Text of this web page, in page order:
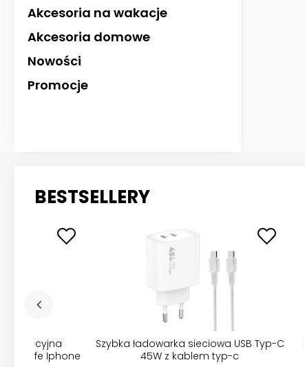
Akcesoria na wakacje
Akcesoria domowe
Nowości
Promocje
BESTSELLERY
indukcyjna
Iphone
Szybka ładowarka sieciowa USB Typ-C
45W z kablem typ-c